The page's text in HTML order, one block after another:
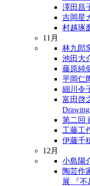
澤田昌
吉岡星
村越琢
11月
林九郎
池田大
藤原純
平岡仁
細川令
富田啓
Drawing.
第二回
工藤工
伊藤千
12月
小島陽
陶芸作
展 『不